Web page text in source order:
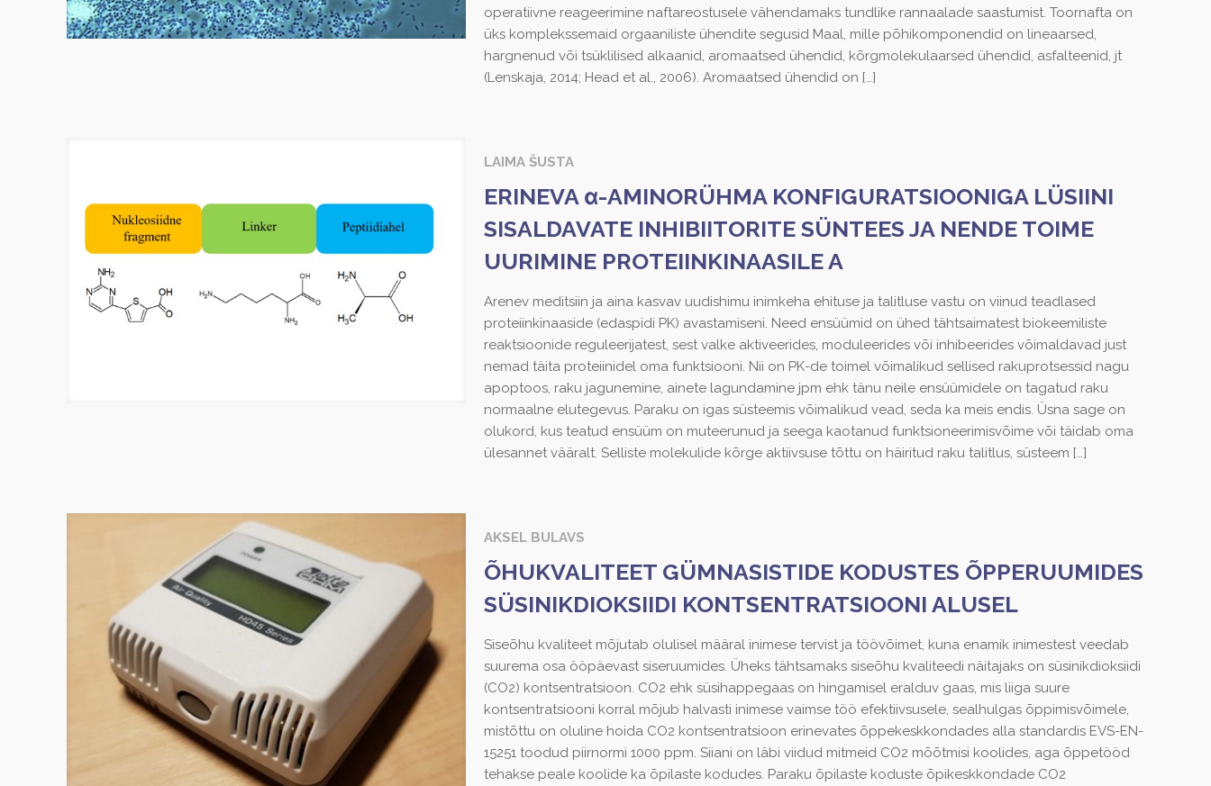
operatiivne reageerimine naftareostusele vähendamaks tundlike rannaalade saastumist. Toornafta on
üks komplekssemaid orgaaniliste ühendite segusid Maal, mille põhikomponendid on lineaarsed,
hargnenud või tsüklilised alkaanid, aromaatsed ühendid, kõrgmolekulaarsed ühendid, asfalteenid, jt
(Lenskaja, 2014; Head et al., 2006). Aromaatsed ühendid on […]
LAIMA ŠUSTA
ERINEVA α-AMINORÜHMA KONFIGURATSIOONIGA LÜSIINI
SISALDAVATE INHIBIITORITE SÜNTEES JA NENDE TOIME
UURIMINE PROTEIINKINAASILE A
Arenev meditsiin ja aina kasvav uudishimu inimkeha ehituse ja talitluse vastu on viinud teadlased
proteiinkinaaside (edaspidi PK) avastamiseni. Need ensüümid on ühed tähtsaimatest biokeemiliste
reaktsioonide reguleerijatest, sest valke aktiveerides, moduleerides või inhibeerides võimaldavad just
nemad täita proteiinidel oma funktsiooni. Nii on PK-de toimel võimalikud sellised rakuprotsessid nagu
apoptoos, raku jagunemine, ainete lagundamine jpm ehk tänu neile ensüümidele on tagatud raku
normaalne elutegevus. Paraku on igas süsteemis võimalikud vead, seda ka meis endis. Üsna sage on
olukord, kus teatud ensüüm on muteerunud ja seega kaotanud funktsioneerimisvõime või täidab oma
ülesannet vääralt. Selliste molekulide kõrge aktiivsuse tõttu on häiritud raku talitlus, süsteem […]
AKSEL BULAVS
ÕHUKVALITEET GÜMNASISTIDE KODUSTES ÕPPERUUMIDES
SÜSINIKDIOKSIIDI KONTSENTRATSIOONI ALUSEL
Siseõhu kvaliteet mõjutab olulisel määral inimese tervist ja töövõimet, kuna enamik inimestest veedab
suurema osa ööpäevast siseruumides. Üheks tähtsamaks siseõhu kvaliteedi näitajaks on süsinikdioksiidi
(CO2) kontsentratsioon. CO2 ehk süsihappegaas on hingamisel eralduv gaas, mis liiga suure
kontsentratsiooni korral mõjub halvasti inimese vaimse töö efektiivsusele, sealhulgas õppimisvõimele,
mistõttu on oluline hoida CO2 kontsentratsioon erinevates õppekeskkondades alla standardis EVS-EN-
15251 toodud piirnormi 1000 ppm. Siiani on läbi viidud mitmeid CO2 mõõtmisi koolides, aga õppetööd
tehakse peale koolide ka õpilaste kodudes. Paraku õpilaste koduste õpikeskkondade CO2